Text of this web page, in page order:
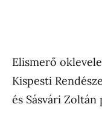
Elismerő
Kispesti
és Sásvári Zoltán